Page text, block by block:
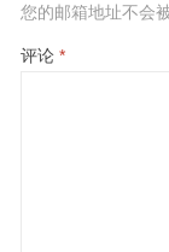
您的邮箱地址不会被
评论 *